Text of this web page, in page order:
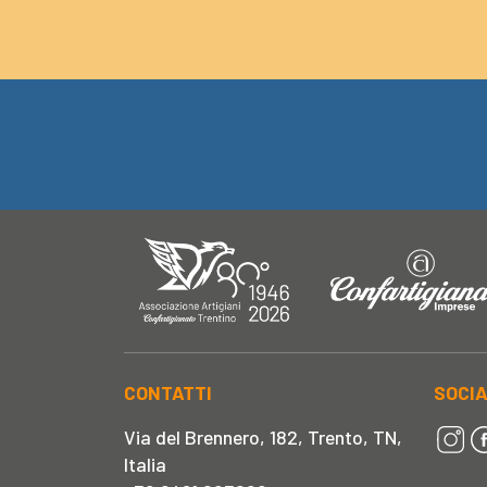
CONTATTI
Via del Brennero, 182, Trento, TN,
Italia